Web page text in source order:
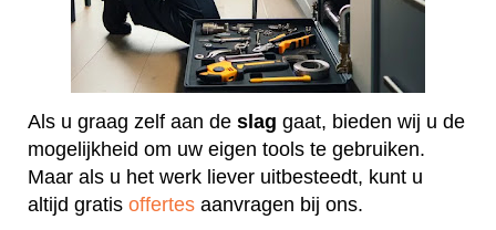
Als u graag zelf aan de slag gaat, bieden wij u de
mogelijkheid om uw eigen tools te gebruiken.
Maar als u het werk liever uitbesteedt, kunt u
altijd gratis offertes aanvragen bij ons.